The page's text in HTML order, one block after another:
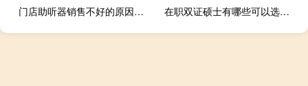
门店助听器销售不好的原因是什么
在职双证硕士有哪些可以选择报考条件都是一样的吗